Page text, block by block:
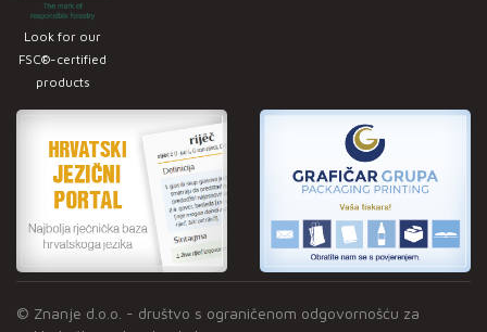
Look for our
FSC®-certified
products
© Znanje d.o.o. - društvo s ograničenom odgovornošću za